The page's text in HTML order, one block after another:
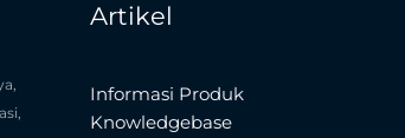
Artikel
Informasi Produk
Knowledgebase